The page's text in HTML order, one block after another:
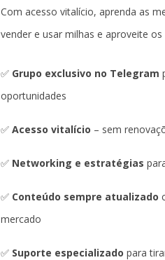
Com acesso vitalício, aprenda as
vender e usar milhas e aproveite
✅ Grupo exclusivo no Telegram
oportunidades
✅ Acesso vitalício – sem
✅ Networking e estratégias
✅ Conteúdo sempre atualizado
mercado
✅ Suporte especializado para